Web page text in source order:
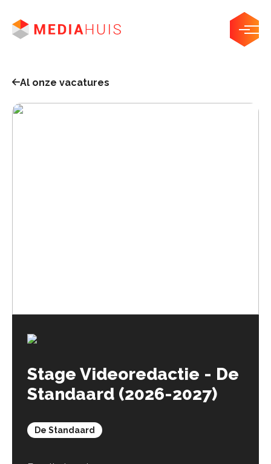
Werken bij mediahuis
Jobalert
Schrijf je nu in!
Al onze vacatures
Stage Videoredactie - De
Standaard (2026-2027)
De Standaard